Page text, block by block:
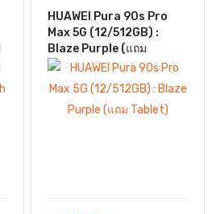
HUAWEI Pura 90s Pro
Max 5G (12/512GB) :
Blaze Purple (แถม
Tablet)